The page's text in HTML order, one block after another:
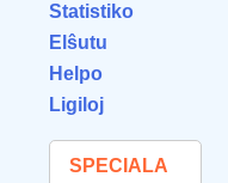
Statistiko
Elŝutu
Helpo
Ligiloj
SPECIALA